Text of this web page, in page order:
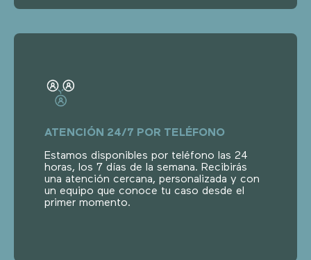
ATENCIÓN 24/7 POR TELÉFONO
Estamos disponibles por teléfono las 24
horas, los 7 días de la semana. Recibirás
una atención cercana, personalizada y con
un equipo que conoce tu caso desde el
primer momento.